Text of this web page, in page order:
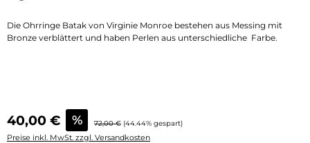
Die Ohrringe Batak von Virginie Monroe bestehen aus Messing mit
Bronze verblättert und haben Perlen aus unterschiedliche Farbe.
Verkaufspreis:
40,00 € % Regulärer Preis:
72,00 € (44.44% gespart)
Preise inkl. MwSt. zzgl. Versandkosten